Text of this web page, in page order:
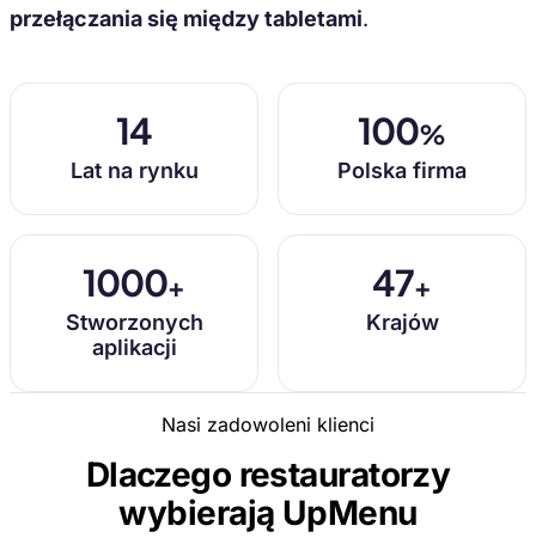
przełączania się między tabletami.
14
Lat na rynku
100%
Polska firma
1000+
Stworzonych
aplikacji
47+
Krajów
Nasi zadowoleni klienci
Dlaczego restauratorzy
wybierają UpMenu